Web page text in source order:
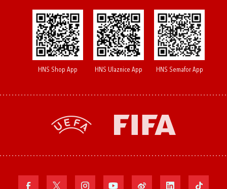
HNS Shop App HNS Ulaznice App HNS Semafor App